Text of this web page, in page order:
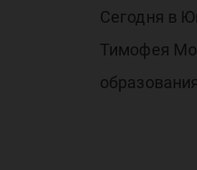
Сегодня в
Тимофея